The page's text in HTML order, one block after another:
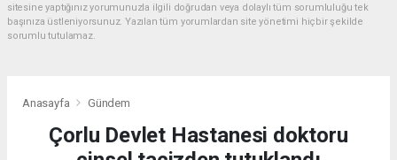
sitesine yaptığınız yorumunuzla ilgili doğrudan veya dolaylı tüm sorumluluğu tek
başınıza üstleniyorsunuz. Yazılan tüm yorumlardan site yönetimi hiçbir şekilde
sorumlu tutulamaz.
Anasayfa Gündem
Çorlu Devlet Hastanesi doktoru